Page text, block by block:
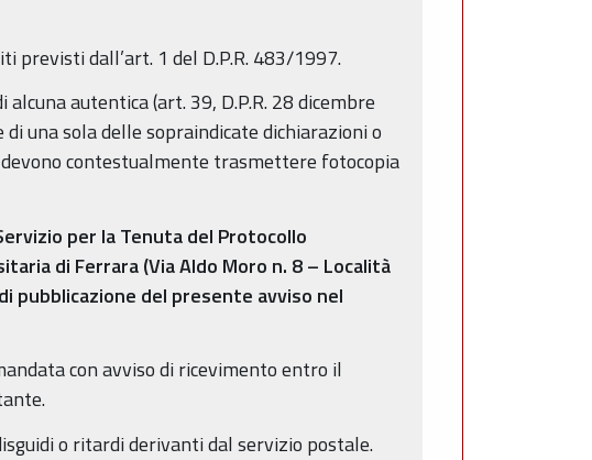
previsti dall’art. 1 del D.P.R. 483/1997.
autentica (art. 39, D.P.R. 28 dicembre
una sola delle sopraindicate dichiarazioni o
devono contestualmente trasmettere fotocopia
per la Tenuta del Protocollo
di Ferrara (Via Aldo Moro n. 8 – Località
pubblicazione del presente avviso nel
con avviso di ricevimento entro il
o ritardi derivanti dal servizio postale.